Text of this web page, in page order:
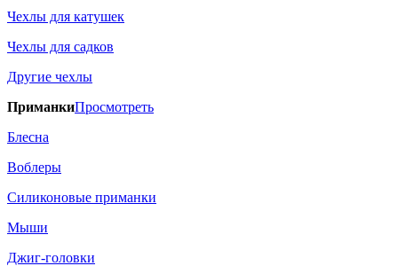
Чехлы для катушек
Чехлы для садков
Другие чехлы
ПриманкиПросмотреть
Блесна
Воблеры
Силиконовые приманки
Мыши
Джиг-головки